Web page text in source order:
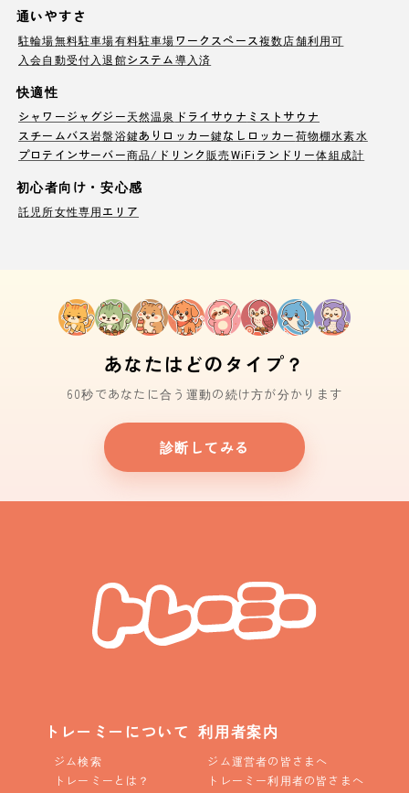
通いやすさ
駐輪場無料駐車場有料駐車場ワークスペース複数店舗利用可
入会自動受付 入退館システム導入済
快適性
シャワージャグジー天然温泉 ドライサウナ ミストサウナ
スチームバス岩盤浴鍵ありロッカー鍵なしロッカー荷物棚水素水
プロテインサーバー商品/ドリンク販売WiFi ランドリー体組成計
初心者向け・安心感
託児所女性専用エリア
あなたはどのタイプ？
60秒であなたに合う運動の続け方が分かります
診断してみる
トレーミーについて
ジム検索
トレーミーとは？
利用者案内
ジム運営者の皆さまへ
トレーミー利用者の皆さまへ